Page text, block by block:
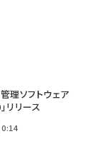
理ソフトウェア
リリース
0:14